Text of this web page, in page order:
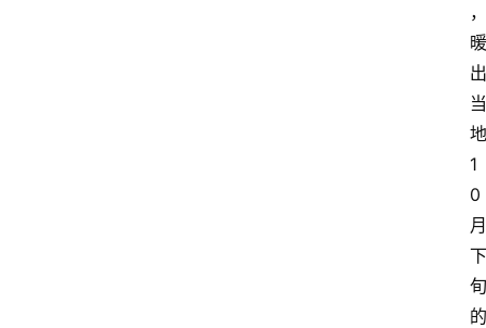
，
暖
出
当
地
1
0
月
下
旬
的